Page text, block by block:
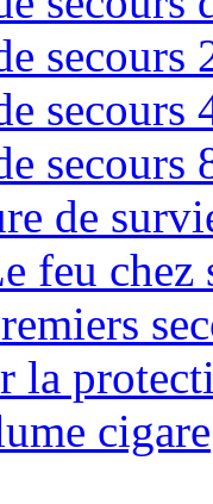
secours
secours
secours
de
feu chez
la
cigare